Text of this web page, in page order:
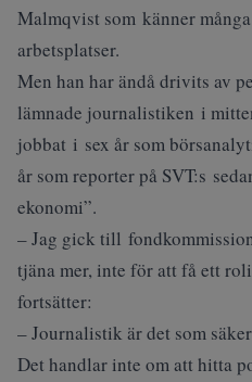
Malmqvist som känner
arbetsplatser.
Men han har ändå drivits av
lämnade journalistiken i
jobbat i sex år som
år som reporter på SVT:s
ekonomi”.
– Jag gick till
tjäna mer, inte för att få ett
fortsätter:
– Journalistik är det som
Det handlar inte om att hitta